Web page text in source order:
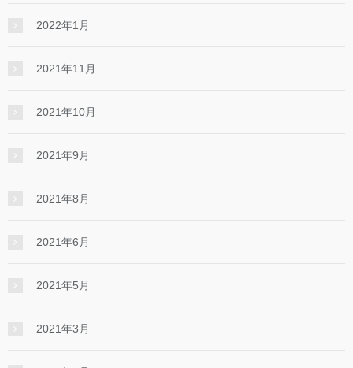
2022年1月
2021年11月
2021年10月
2021年9月
2021年8月
2021年6月
2021年5月
2021年3月